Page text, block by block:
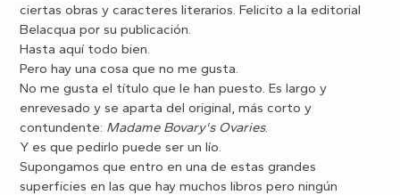
ciertas obras y caracteres literarios. Felicito a la editorial
Belacqua por su publicación.
Hasta aquí todo bien.
Pero hay una cosa que no me gusta.
No me gusta el título que le han puesto. Es largo y
enrevesado y se aparta del original, más corto y
contundente: Madame Bovary's Ovaries.
Y es que pedirlo puede ser un lío.
Supongamos que entro en una de estas grandes
superficies en las que hay muchos libros pero ningún